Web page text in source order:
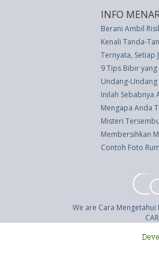
INFO
Berani Ambil
Kenali Tanda-
Ternyata, Setiap
9 Tips Bibir yang
Undang-
Inilah Sebabnya
Mengapa Anda
Misteri
Membersihkan
Contoh Foto
We are Cara Mengetahui